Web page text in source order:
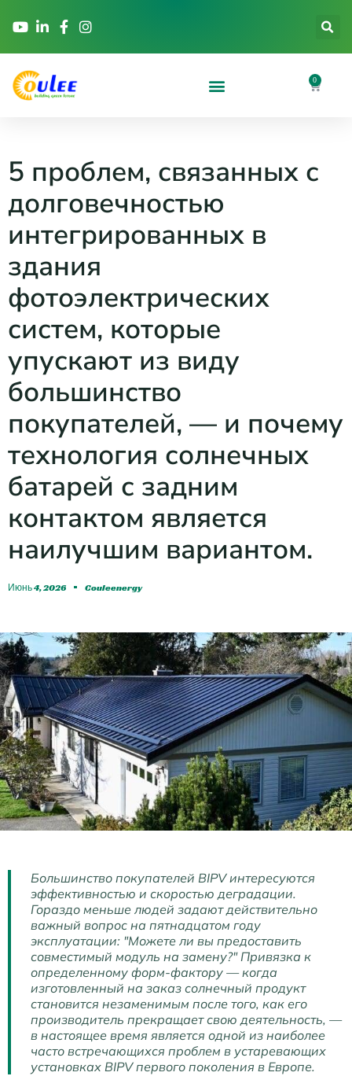
0
5 проблем, связанных с
долговечностью
интегрированных в
здания
фотоэлектрических
систем, которые
упускают из виду
большинство
покупателей, — и почему
технология солнечных
батарей с задним
контактом является
наилучшим вариантом.
Июнь 4, 2026 Couleenergy
Большинство покупателей BIPV интересуются
эффективностью и скоростью деградации.
Гораздо меньше людей задают действительно
важный вопрос на пятнадцатом году
эксплуатации: "Можете ли вы предоставить
совместимый модуль на замену?" Привязка к
определенному форм-фактору — когда
изготовленный на заказ солнечный продукт
становится незаменимым после того, как его
производитель прекращает свою деятельность, —
в настоящее время является одной из наиболее
часто встречающихся проблем в устаревающих
установках BIPV первого поколения в Европе.